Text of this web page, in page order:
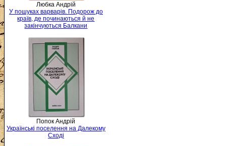
Любка Андрій
У пошуках варварів. Подорож до
країв, де починаються й не
закінчуються Балкани
Попок Андрій
Українські поселення на Далекому
Сході